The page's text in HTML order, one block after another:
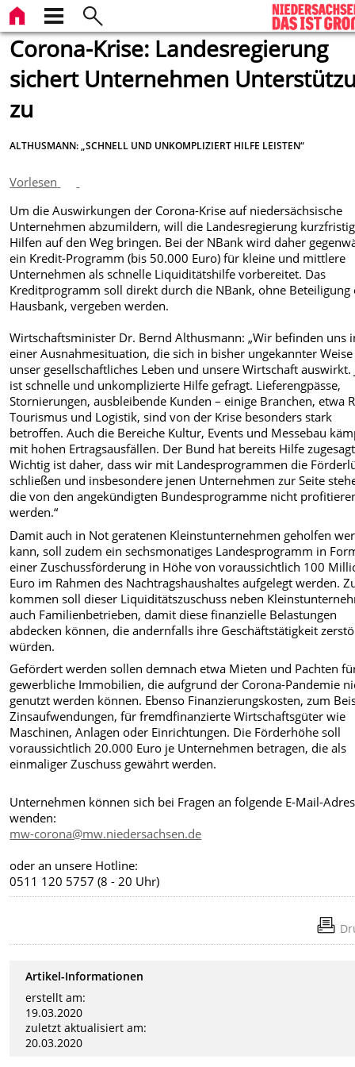
Corona-Krise: Landesregierung
sichert Unternehmen
zu
ALTHUSMANN: „SCHNELL UND UNKOMPLIZIERT HILFE LEISTEN“
Vorlesen
Um die Auswirkungen der Corona-Krise auf niedersächsische
Unternehmen abzumildern, will die Landesregierung kurzfristig
Hilfen auf den Weg bringen. Bei der NBank wird daher
ein Kredit-Programm (bis 50.000 Euro) für kleine und mittlere
Unternehmen als schnelle Liquiditätshilfe vorbereitet. Das
Kreditprogramm soll direkt durch die NBank, ohne Beteiligung
Hausbank, vergeben werden.
Wirtschaftsminister Dr. Bernd Althusmann: „Wir befinden uns
einer Ausnahmesituation, die sich in bisher ungekannter
unser gesellschaftliches Leben und unsere Wirtschaft auswirkt.
ist schnelle und unkomplizierte Hilfe gefragt. Lieferengpässe,
Stornierungen, ausbleibende Kunden – einige Branchen, etwa
Tourismus und Logistik, sind von der Krise besonders stark
betroffen. Auch die Bereiche Kultur, Events und Messebau
mit hohen Ertragsausfällen. Der Bund hat bereits Hilfe
Wichtig ist daher, dass wir mit Landesprogrammen die
schließen und insbesondere jenen Unternehmen zur Seite
die von den angekündigten Bundesprogramme nicht
werden.“
Damit auch in Not geratenen Kleinstunternehmen geholfen
kann, soll zudem ein sechsmonatiges Landesprogramm in
einer Zuschussförderung in Höhe von voraussichtlich 100
Euro im Rahmen des Nachtragshaushaltes aufgelegt werden.
kommen soll dieser Liquiditätszuschuss neben
auch Familienbetrieben, damit diese finanzielle Belastungen
abdecken können, die andernfalls ihre Geschäftstätigkeit
würden.
Gefördert werden sollen demnach etwa Mieten und Pachten
gewerbliche Immobilien, die aufgrund der Corona-Pandemie
genutzt werden können. Ebenso Finanzierungskosten, zum
Zinsaufwendungen, für fremdfinanzierte Wirtschaftsgüter wie
Maschinen, Anlagen oder Einrichtungen. Die Förderhöhe soll
voraussichtlich 20.000 Euro je Unternehmen betragen, die als
einmaliger Zuschuss gewährt werden.
Unternehmen können sich bei Fragen an folgende E-Mail-
wenden:
mw-corona@mw.niedersachsen.de
oder an unsere Hotline:
0511 120 5757 (8 - 20 Uhr)
Artikel-Informationen
erstellt am:
19.03.2020
zuletzt aktualisiert am:
20.03.2020